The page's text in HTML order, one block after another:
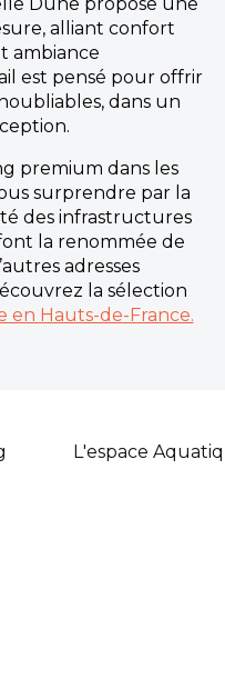
alliant confort
ambiance
est pensé pour offrir
dans un
premium dans les
surprendre par la
des infrastructures
la renommée de
adresses
la sélection
en Hauts-de-France.
L'espace